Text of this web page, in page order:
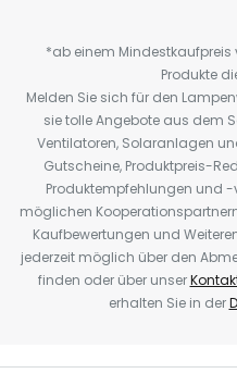
*ab einem Mindestkaufpreis
Produkte
Melden Sie sich für den
sie tolle Angebote aus dem
Ventilatoren, Solaranlagen
Gutscheine, Produktpreis-
Produktempfehlungen und
möglichen
Kaufbewertungen und
jederzeit möglich über den
finden oder über unser
erhalten Sie in der